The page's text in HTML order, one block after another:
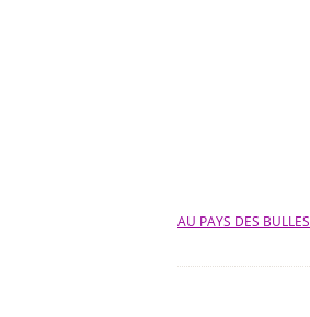
AU PAYS DES BULLES